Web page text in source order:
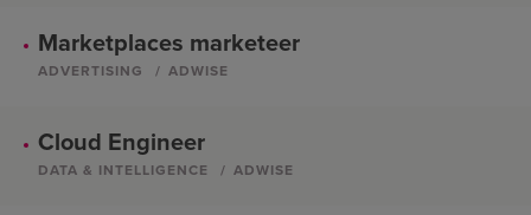
Marketplaces marketeer
ADVERTISING ADWISE
Cloud Engineer
DATA & INTELLIGENCE ADWISE